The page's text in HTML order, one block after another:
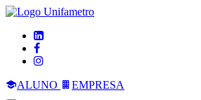
ALUNO EMPRESA